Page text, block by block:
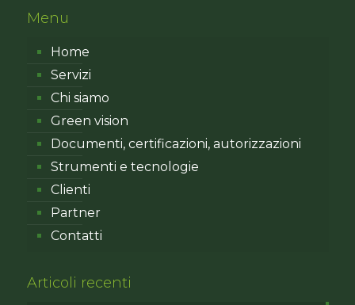
Menu
Home
Servizi
Chi siamo
Green vision
Documenti, certificazioni, autorizzazioni
Strumenti e tecnologie
Clienti
Partner
Contatti
Articoli recenti